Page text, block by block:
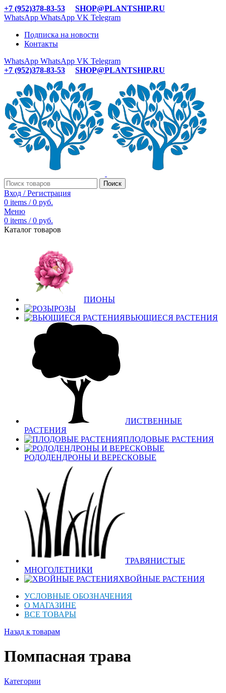
+7 (952)378-83-53
SHOP@PLANTSHIP.RU
WhatsApp WhatsApp VK Telegram
Подписка на новости
Контакты
WhatsApp WhatsApp VK Telegram
+7 (952)378-83-53
SHOP@PLANTSHIP.RU
Поиск
Вход / Регистрация
0 items / 0 руб.
Меню
0 items / 0 руб.
Каталог товаров
ПИОНЫ
РОЗЫ
ВЬЮЩИЕСЯ РАСТЕНИЯ
ЛИСТВЕННЫЕ
РАСТЕНИЯ
ПЛОДОВЫЕ РАСТЕНИЯ
РОДОДЕНДРОНЫ И ВЕРЕСКОВЫЕ
ТРАВЯНИСТЫЕ
МНОГОЛЕТНИКИ
ХВОЙНЫЕ РАСТЕНИЯ
УСЛОВНЫЕ ОБОЗНАЧЕНИЯ
О МАГАЗИНЕ
ВСЕ ТОВАРЫ
Назад к товарам
Помпасная трава
Категории